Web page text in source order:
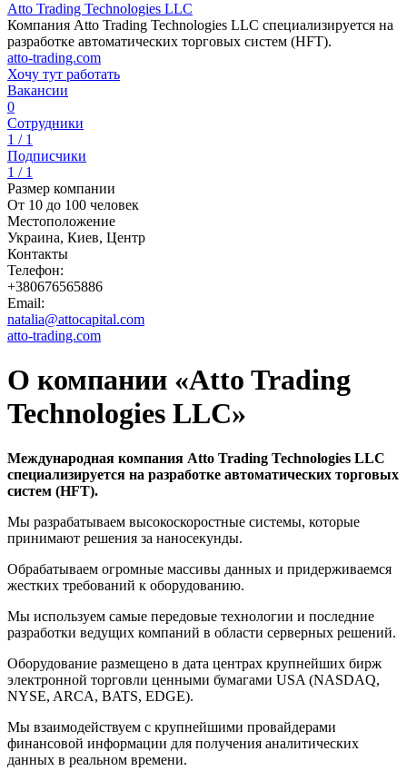
Atto Trading Technologies LLC
Компания Atto Trading Technologies LLC специализируется на
разработке автоматических торговых систем (HFT).
atto-trading.com
Хочу тут работать
Вакансии
0
Сотрудники
1 / 1
Подписчики
1 / 1
Размер компании
От 10 до 100 человек
Местоположение
Украина, Киев, Центр
Контакты
Телефон:
+380676565886
Email:
natalia@attocapital.com
atto-trading.com
О компании «Atto Trading
Technologies LLC»
Международная компания Atto Trading Technologies LLC
специализируется на разработке автоматических торговых
систем (HFT).
Мы разрабатываем высокоскоростные системы, которые
принимают решения за наносекунды.
Обрабатываем огромные массивы данных и придерживаемся
жестких требований к оборудованию.
Мы используем самые передовые технологии и последние
разработки ведущих компаний в области серверных решений.
Оборудование размещено в дата центрах крупнейших бирж
электронной торговли ценными бумагами USA (NASDAQ,
NYSE, ARCA, BATS, EDGE).
Мы взаимодействуем с крупнейшими провайдерами
финансовой информации для получения аналитических
данных в реальном времени.